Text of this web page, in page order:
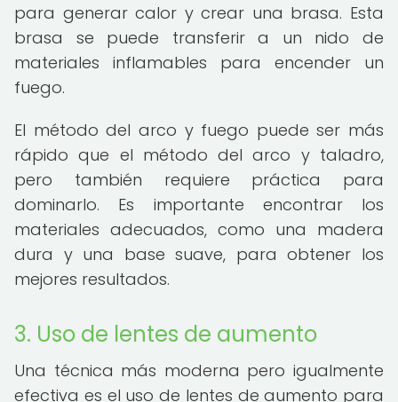
para generar calor y crear una brasa. Esta
brasa se puede transferir a un nido de
materiales inflamables para encender un
fuego.
El método del arco y fuego puede ser más
rápido que el método del arco y taladro,
pero también requiere práctica para
dominarlo. Es importante encontrar los
materiales adecuados, como una madera
dura y una base suave, para obtener los
mejores resultados.
3. Uso de lentes de aumento
Una técnica más moderna pero igualmente
efectiva es el uso de lentes de aumento para